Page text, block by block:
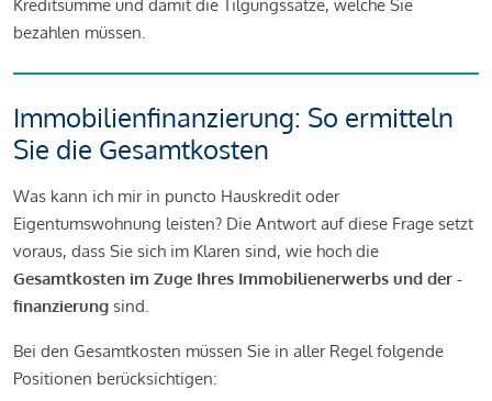
Kreditsumme und damit die Tilgungssätze, welche Sie
bezahlen müssen.
Immobilienfinanzierung: So ermitteln
Sie die Gesamtkosten
Was kann ich mir in puncto Hauskredit oder
Eigentumswohnung leisten? Die Antwort auf diese Frage setzt
voraus, dass Sie sich im Klaren sind, wie hoch die
Gesamtkosten im Zuge Ihres Immobilienerwerbs und der -
finanzierung sind.
Bei den Gesamtkosten müssen Sie in aller Regel folgende
Positionen berücksichtigen: